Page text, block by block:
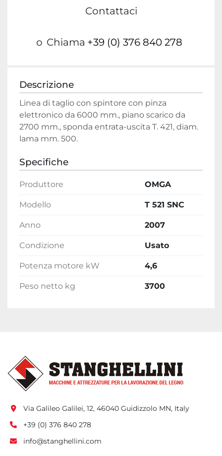
Contattaci
o Chiama +39 (0) 376 840 278
Descrizione
Linea di taglio con spintore con pinza
elettronico da 6000 mm., piano scarico da
2700 mm., sponda entrata-uscita T. 421, diam.
lama mm. 500.
Specifiche
Produttore OMGA
Modello T 521 SNC
Anno 2007
Condizione Usato
Potenza motore kW 4,6
Peso netto kg 3700
Via Galileo Galilei, 12, 46040 Guidizzolo MN, Italy
+39 (0) 376 840 278
info@stanghellini.com